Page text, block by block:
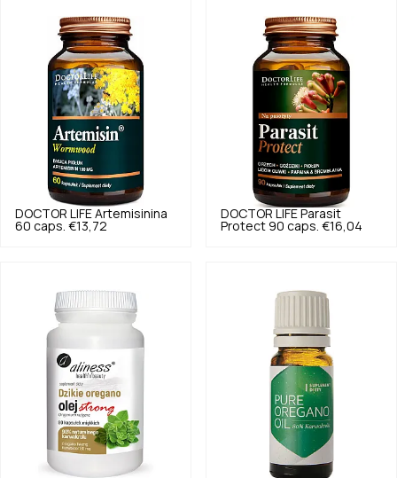
DOCTOR LIFE Artemisinina
60 caps. €13,72
DOCTOR LIFE Parasit
Protect 90 caps. €16,04